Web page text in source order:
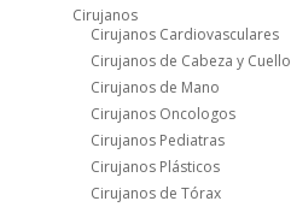
Cirujanos
Cirujanos Cardiovasculares
Cirujanos de Cabeza y Cuello
Cirujanos de Mano
Cirujanos Oncologos
Cirujanos Pediatras
Cirujanos Plásticos
Cirujanos de Tórax